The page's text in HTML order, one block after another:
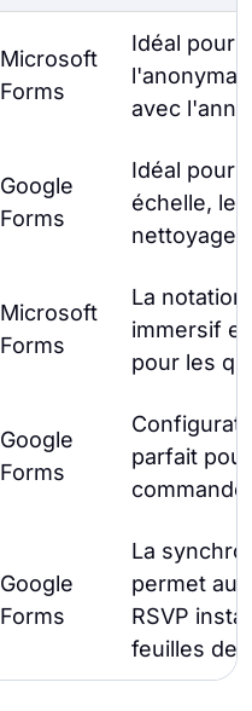
Microsoft
Forms
Idéal pour
l'anonymat
avec
Google
Forms
Idéal pour
échelle, le
nettoyage
Microsoft
Forms
La
immersif
pour les
Google
Forms
parfait
Google
Forms
La
permet
RSVP
feuilles de